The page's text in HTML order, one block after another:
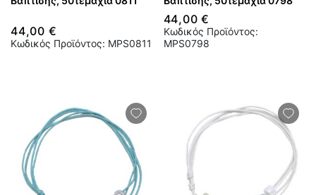
44,00 €
Κωδικός Προϊόντος: MPS0811
44,00 €
Κωδικός Προϊόντος:
MPS0798